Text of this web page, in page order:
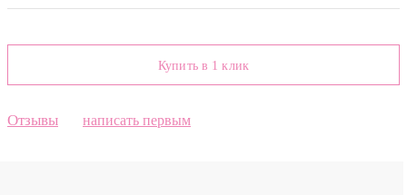
Купить в 1 клик
Отзывы написать первым